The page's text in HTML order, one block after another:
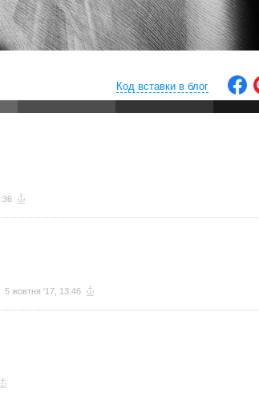
Код вставки в блог
5 жовтня '17, 13:46